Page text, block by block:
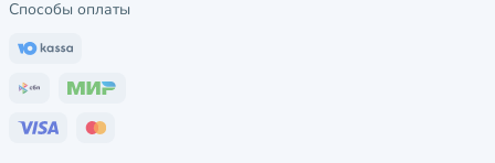
Способы оплаты